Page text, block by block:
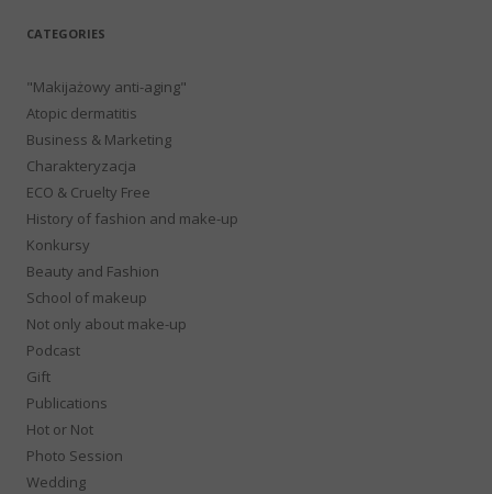
CATEGORIES
"Makijażowy anti-aging"
Atopic dermatitis
Business & Marketing
Charakteryzacja
ECO & Cruelty Free
History of fashion and make-up
Konkursy
Beauty and Fashion
School of makeup
Not only about make-up
Podcast
Gift
Publications
Hot or Not
Photo Session
Wedding